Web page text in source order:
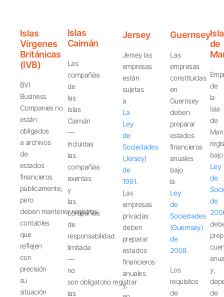
Islas
Vírgenes
Británicas
(IVB)
BVI
Business
Companies no
están
obligados
a archivos
de
estados
financieros
públicamente,
pero
deben mantenerregistros
contables
que
reflejen
con
precisión
su
situación
Islas
Caimán
Las
compañías
de
las
Islas
Caimán
—
incluidas
las
compañías
exentas
y
las
compañías
de
responsabilidad
limitada
—
no
son obligatorioregistrar
las
Jersey
Jersey las
empresas
están
sujetas
a
La
Ley
de
Sociedades
(Jersey)
de
1991.
Las
empresas
privadas
deben
preparar
estados
financieros
anuales
y,
Guernsey
Las
empresas
constituidas
en
Guernsey
deben
preparar
estados
financieros
anuales
bajo
la
Ley
de
Sociedades
(Guernsey)
de
2008.
Los
requisitos
de
Isla
de
de
la
Isla
de
Man
bajo
Ley
de
de
y,
de